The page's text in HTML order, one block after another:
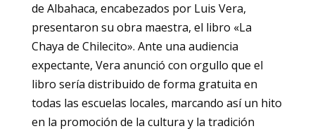
de Albahaca, encabezados por Luis Vera,
presentaron su obra maestra, el libro «La
Chaya de Chilecito». Ante una audiencia
expectante, Vera anunció con orgullo que el
libro sería distribuido de forma gratuita en
todas las escuelas locales, marcando así un hito
en la promoción de la cultura y la tradición